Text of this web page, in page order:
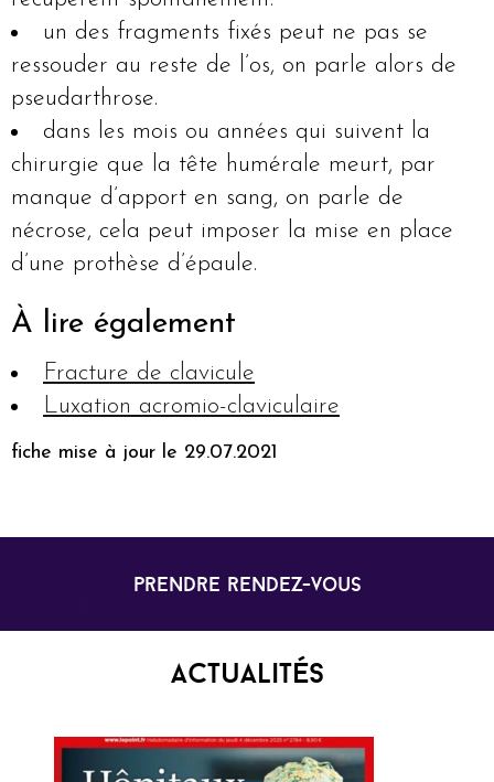
un des fragments fixés peut ne pas se
ressouder au reste de l’os, on parle alors de
pseudarthrose.
dans les mois ou années qui suivent la
chirurgie que la tête humérale meurt, par
manque d’apport en sang, on parle de
nécrose, cela peut imposer la mise en place
d’une prothèse d’épaule.
À lire également
Fracture de clavicule
Luxation acromio-claviculaire
fiche mise à jour le 29.07.2021
prendre rendez-vous
Actualités